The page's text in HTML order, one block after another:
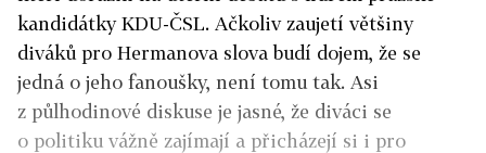
kandidátky KDU-ČSL. Ačkoliv zaujetí většiny
diváků pro Hermanova slova budí dojem, že se
jedná o jeho fanoušky, není tomu tak. Asi
z půlhodinové diskuse je jasné, že diváci se
o politiku vážně zajímají a přicházejí si i pro